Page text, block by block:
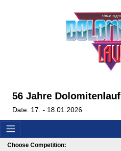
56 Jahre Dolomitenlauf
Date: 17. - 18.01.2026
Choose Competition: